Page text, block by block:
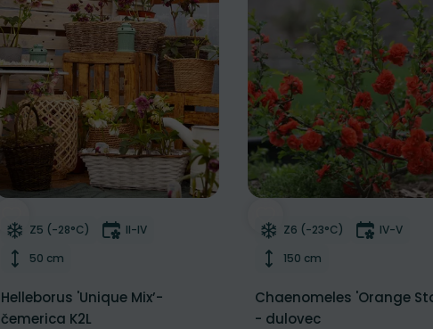
Odober do zoznamu želaní
Mrazuvzdornosť
Z5 (-28°C) Doba kvitnutia
II-IV
Výška rastliny
50 cm
Helleborus 'Unique Mix’-
čemerica K2L
Odober do zoznamu želaní
Mrazuvzdornosť
Z6 (-23°C) Doba
IV-V
Výška rastliny
150 cm
Chaenomeles 'Orange
- dulovec